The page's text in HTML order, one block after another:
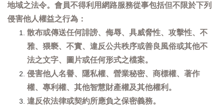
地域之法令。會員不得利用網路服務從事包括但不限於下列
侵害他人權益之行為：
散布或傳送任何誹謗、侮辱、具威脅性、攻擊性、不
雅、猥褻、不實、違反公共秩序或善良風俗或其他不
法之文字、圖片或任何形式之檔案。
侵害他人名譽、隱私權、營業秘密、商標權、著作
權、專利權、其他智慧財產權及其他權利。
違反依法律或契約所應負之保密義務。